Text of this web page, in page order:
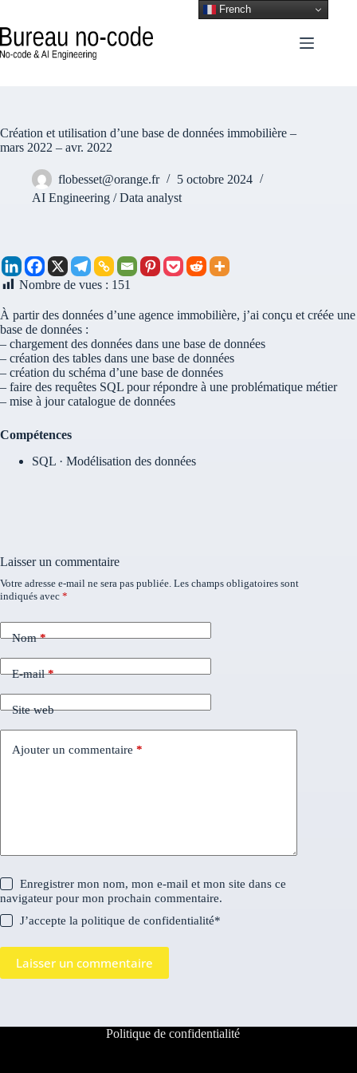
Création et utilisation d’une base de données immobilière –
mars 2022 – avr. 2022
flobesset@orange.fr
5 octobre 2024
AI Engineering / Data analyst
Nombre de vues : 151
À partir des données d’une agence immobilière, j’ai conçu et créée une
base de données :
– chargement des données dans une base de données
– création des tables dans une base de données
– création du schéma d’une base de données
– faire des requêtes SQL pour répondre à une problématique métier
– mise à jour catalogue de données
Compétences
SQL · Modélisation des données
Laisser un commentaire
Votre adresse e-mail ne sera pas publiée. Les champs obligatoires sont
indiqués avec *
Nom*
E-mail*
Site web
Ajouter un commentaire *
Enregistrer mon nom, mon e-mail et mon site dans ce
navigateur pour mon prochain commentaire.
J’accepte lapolitique de confidentialité*
Laisser un commentaire
Politique de confidentialité
French